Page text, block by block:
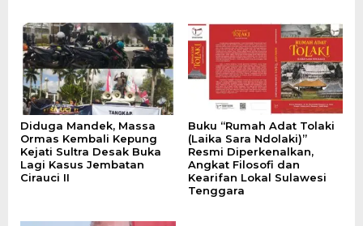
Diduga Mandek, Massa
Ormas Kembali Kepung
Kejati Sultra Desak Buka
Lagi Kasus Jembatan
Cirauci II
Buku “Rumah Adat Tolaki
(Laika Sara Ndolaki)”
Resmi Diperkenalkan,
Angkat Filosofi dan
Kearifan Lokal Sulawesi
Tenggara